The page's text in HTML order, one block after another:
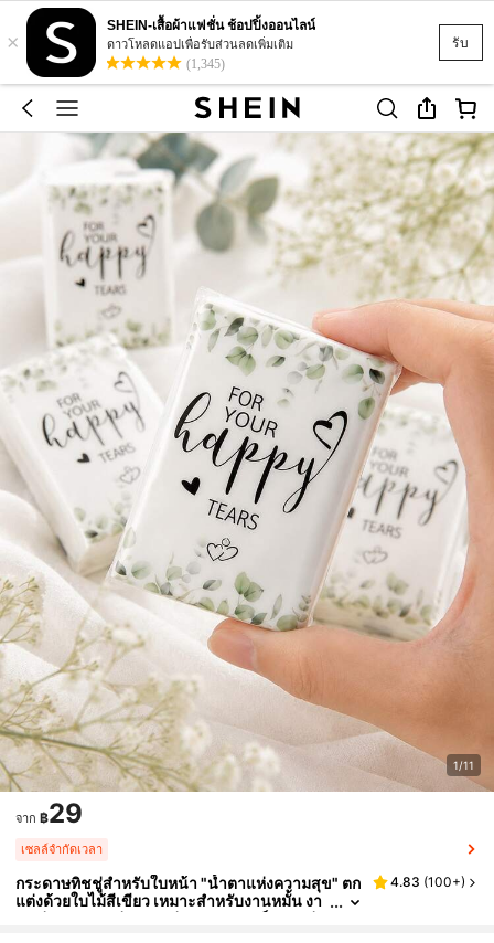
รับ
×
SHEIN-เสื้อผ้าแฟชั่น ช้อปปิ้งออนไลน์
ดาวโหลดแอปเพื่อรับส่วนลดเพิ่มเติม
(1,345)
1/11
จาก ฿29
เซลล์จำกัดเวลา
กระดาษทิชชู่สำหรับใบหน้า "น้ำตาแห่งความสุข" ตก
แต่งด้วยใบไม้สีเขียว เหมาะสำหรับงานหมั้น งา
นแต่งงาน ตกแต่งงานแต่งงาน อุปกรณ์งานแต่งง
4.83 (100+)